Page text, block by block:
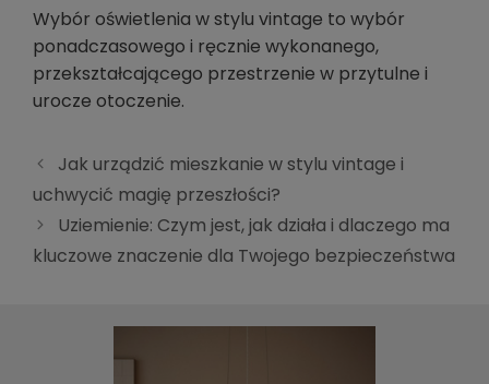
Wybór oświetlenia w stylu vintage to wybór
ponadczasowego i ręcznie wykonanego,
przekształcającego przestrzenie w przytulne i
urocze otoczenie.
Jak urządzić mieszkanie w stylu vintage i
uchwycić magię przeszłości?
Uziemienie: Czym jest, jak działa i dlaczego ma
kluczowe znaczenie dla Twojego bezpieczeństwa